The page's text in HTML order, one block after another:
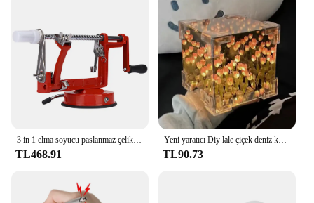
3 in 1 elma soyucu paslanmaz çelik çekirdek dilim kesici el-krank meyve soyucu dilimleme araçları mutfak elma dilimleyici tart kesici
TL468.91
Yeni yaratıcı Diy lale çiçek deniz küp üç boyutlu küçük gece lambası malzeme paketi kız arkadaşı için çift kız arkadaşı hediye
TL90.73